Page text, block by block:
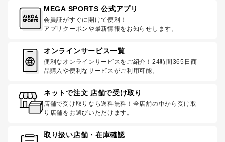
MEGA SPORTS 公式アプリ
会員証がすぐに開けて便利！
アプリクーポンや最新情報をお知らせします。
オンラインサービス一覧
便利なオンラインサービスをご紹介！24時間365日商
品購入や便利なサービスがご利用可能。
ネットで注文 店舗で受け取り
店舗で受け取りなら送料無料！全店舗の中から受け取
り店舗をお選びいただけます。
取り扱い店舗・在庫確認